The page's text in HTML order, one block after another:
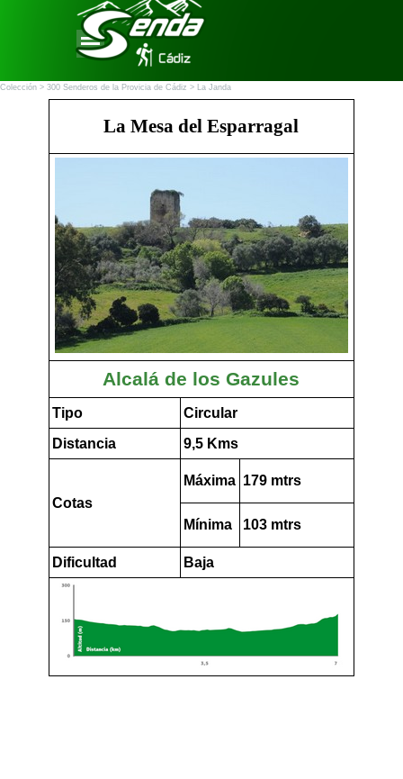
Vaya al Contenido
Saltar menú
Colección > 300 Senderos de la Provicia de Cádiz > La Janda
La Mesa del Esparragal
Alcalá de los Gazules
Tipo
Circular
Distancia
9,5 Kms
Cotas
Máxima 179 mtrs
Mínima 103 mtrs
Dificultad Baja